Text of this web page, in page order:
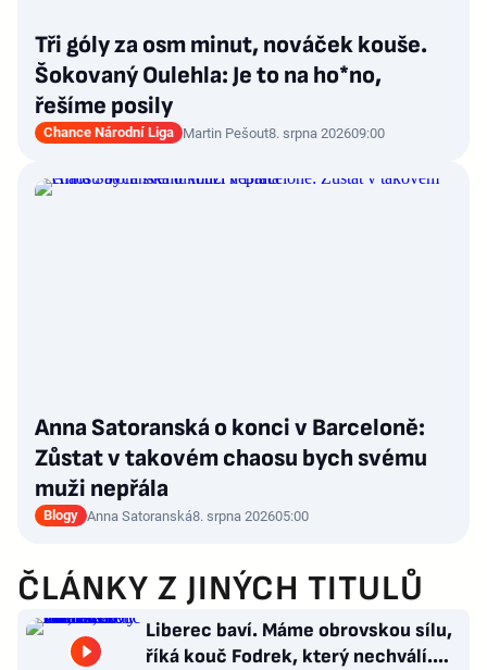
Tři góly za osm minut, nováček kouše.
Šokovaný Oulehla: Je to na ho*no,
řešíme posily
Chance Národní Liga Martin Pešout8. srpna 202609:00
Anna Satoranská o konci v Barceloně:
Zůstat v takovém chaosu bych svému
muži nepřála
Blogy Anna Satoranská8. srpna 202605:00
ČLÁNKY Z JINÝCH TITULŮ
Liberec baví. Máme obrovskou sílu,
říká kouč Fodrek, který nechválí.